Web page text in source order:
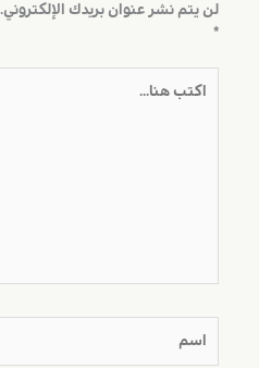
لن يتم نشر عنوان بريدك الإلكتروني.
*